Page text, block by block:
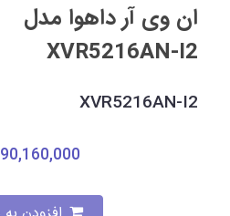
ان وی آر داهوا مدل
XVR5216AN-I2
XVR5216AN-I2
90,160,000